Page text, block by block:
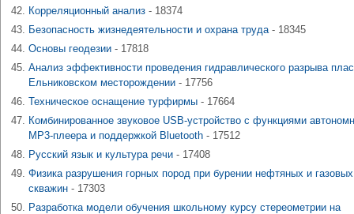
Корреляционный анализ - 18374
Безопасность жизнедеятельности и охрана труда- 18345
Основы геодезии - 17818
Анализ эффективности проведения гидравлического разрыва
Ельниковском месторождении - 17756
Техническое оснащение турфирмы - 17664
Комбинированное звуковое USB-устройство с функциями
MP3-плеера и поддержкой Bluetooth - 17512
Русский язык и культура речи - 17408
Физика разрушения горных пород при бурении нефтяных и газовых
скважин - 17303
Разработка модели обучения школьному курсу стереометрии на